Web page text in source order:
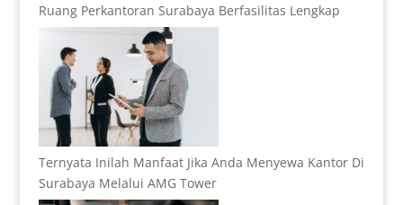
Ruang Perkantoran Surabaya Berfasilitas Lengkap
Ternyata Inilah Manfaat Jika Anda Menyewa Kantor Di
Surabaya Melalui AMG Tower